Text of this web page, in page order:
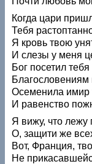
Когда цари
Тебя
Я кровь твою
И слезы у меня
Бог посетил
Благословениям
Осеменила имир
И равенство
Я вижу, что лежу
О, защити же
Вот, Франция,
Не